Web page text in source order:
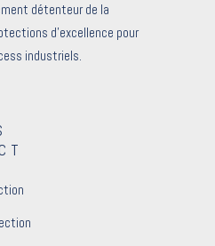
détenteur de la
d’excellence pour
industriels.